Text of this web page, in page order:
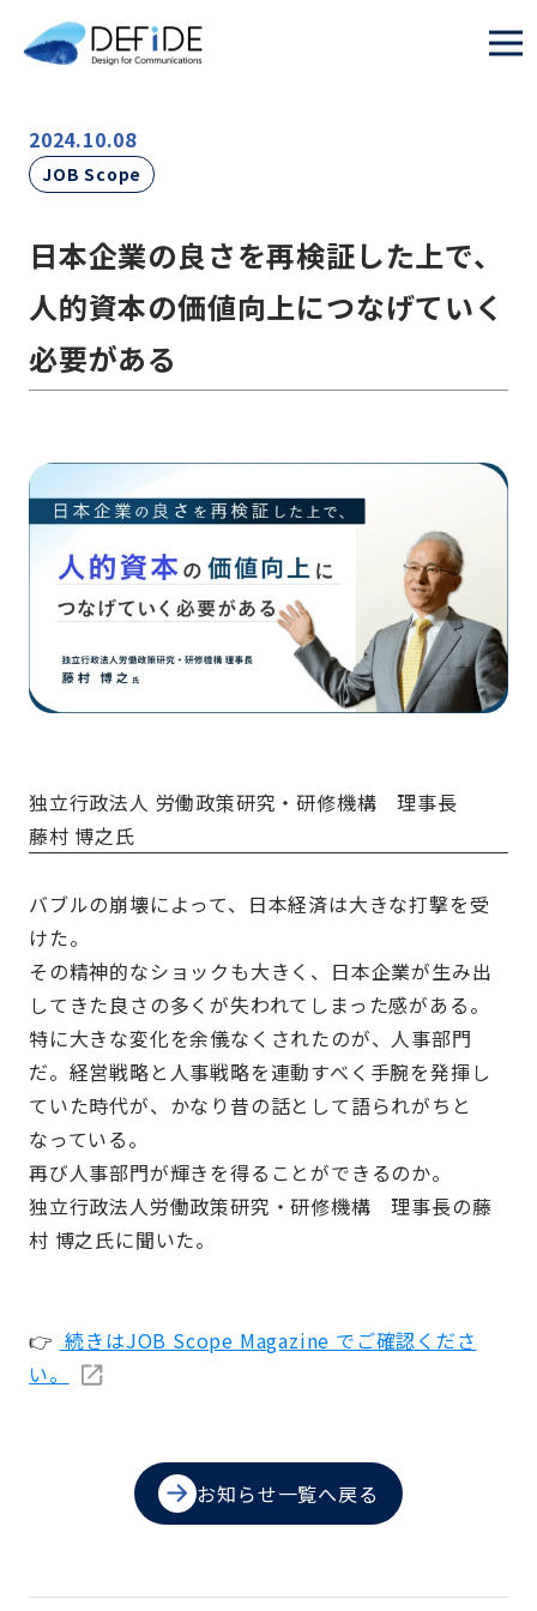
2024.10.08
JOB Scope
日本企業の良さを再検証した上で、
人的資本の価値向上につなげていく
必要がある
独立行政法人 労働政策研究・研修機構 理事長
藤村 博之氏
バブルの崩壊によって、日本経済は大きな打撃を受
けた。
その精神的なショックも大きく、日本企業が生み出
してきた良さの多くが失われてしまった感がある。
特に大きな変化を余儀なくされたのが、人事部門
だ。経営戦略と人事戦略を連動すべく手腕を発揮し
ていた時代が、かなり昔の話として語られがちと
なっている。
再び人事部門が輝きを得ることができるのか。
独立行政法人労働政策研究・研修機構 理事長の藤
村 博之氏に聞いた。
👉 続きはJOB Scope Magazine でご確認くださ
い。
お知らせ一覧へ戻る